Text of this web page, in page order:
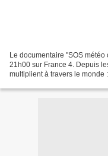
Le documentaire "SOS
21h00 sur France 4. Depuis
multiplient à travers le monde